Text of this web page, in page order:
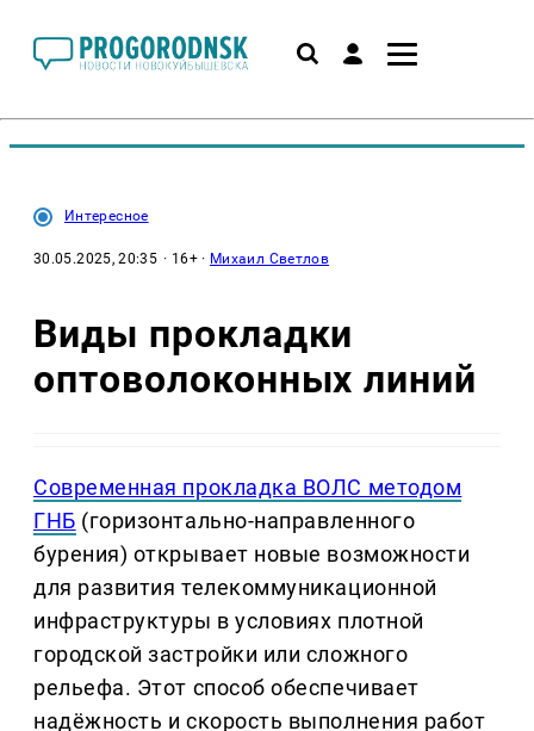
Интересное
30.05.2025, 20:35 · 16+ · Михаил Светлов
Виды прокладки
оптоволоконных линий
Современная прокладка ВОЛС методом
ГНБ (горизонтально-направленного
бурения) открывает новые возможности
для развития телекоммуникационной
инфраструктуры в условиях плотной
городской застройки или сложного
рельефа. Этот способ обеспечивает
надёжность и скорость выполнения работ